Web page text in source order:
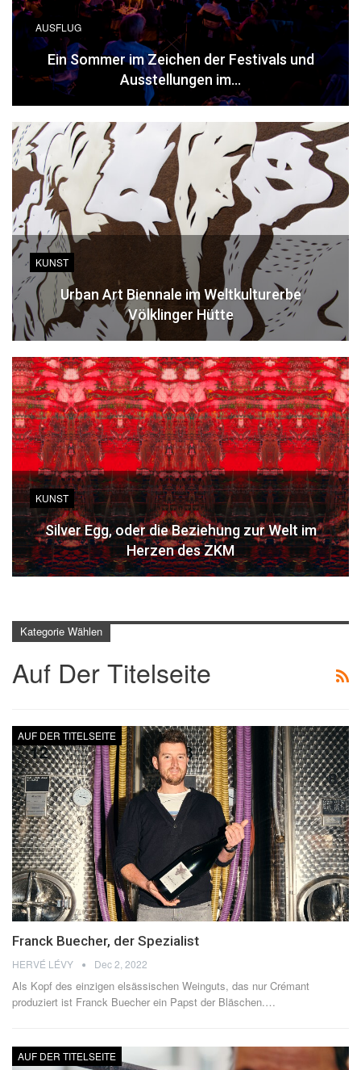
AUSFLUG
Ein Sommer im Zeichen der Festivals und
Ausstellungen im…
KUNST
Urban Art Biennale im Weltkulturerbe
Völklinger Hütte
KUNST
Silver Egg, oder die Beziehung zur Welt im
Herzen des ZKM
Kategorie Wählen
Auf Der Titelseite
AUF DER TITELSEITE
Franck Buecher, der Spezialist
HERVÉ LÉVY Dec 2, 2022
Als Kopf des einzigen elsässischen Weinguts, das nur Crémant
produziert ist Franck Buecher ein Papst der Bläschen.…
AUF DER TITELSEITE